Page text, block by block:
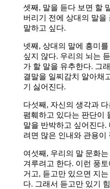
셋째, 말을 듣다 보면 할
버리기 전에 상대의 말을
말하고 싶다.
넷째, 상대의 말에 흥미
싶지 않다. 우리의 뇌는
가 할 말을 유추한다. 그
결말을 일찌감치 알아채
기 싫어진다.
다섯째, 자신의 생각과
폄훼하고 있다는 판단이
말을 반박하고 싶어진다.
려면 많은 인내와 관용이
여섯째, 우리의 말 문화
겨루려고 한다. 이런 풍
거고, 듣고만 있으면 지
다. 그래서 듣고만 있기